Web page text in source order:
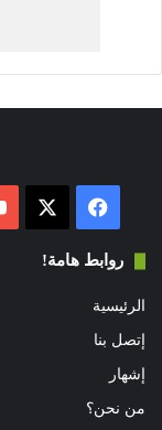
فيسبوك
روابط هامة!
الرئيسية
إتصل بنا
إشهار
من نحن؟